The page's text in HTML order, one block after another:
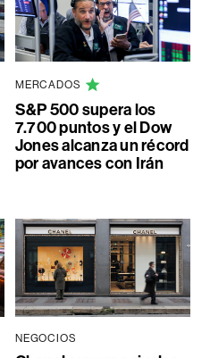
MERCADOS
S&P 500 supera los
7.700 puntos y el Dow
Jones alcanza un récord
por avances con Irán
NEGOCIOS